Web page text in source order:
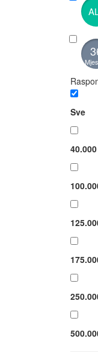
Sve